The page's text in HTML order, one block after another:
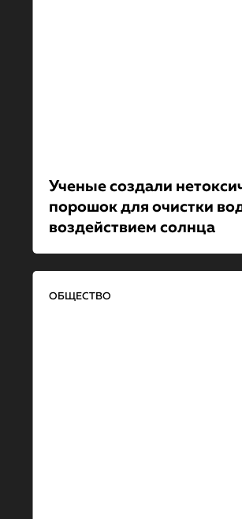
Ученые создали
порошок для очистки
воздействием солнца
ОБЩЕСТВО